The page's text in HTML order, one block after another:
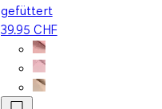
gefüttert
39.95 CHF